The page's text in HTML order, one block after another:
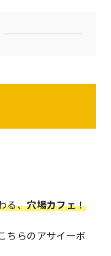
る、穴場カフェ！
ちらのアサイーボ